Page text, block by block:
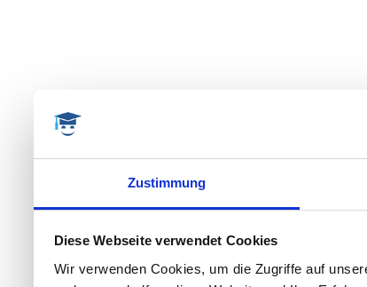
Zustimmung
Diese Webseite verwendet Cookies
Wir verwenden Cookies, um die Zugriffe auf